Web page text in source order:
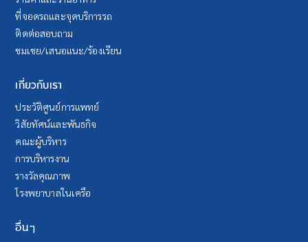
ที่จอดรถและจุดบริการรถ
ติดต่อสอบถาม
ชมเชย/เสนอแนะ/ร้องเรียน
เกี่ยวกับเรา
ประวัติศูนย์การแพทย์
วิสัยทัศน์และพันธกิจ
คณะผู้บริหาร
การบริหารงาน
รางวัลคุณภาพ
โรงพยาบาลในเครือ
อื่นๆ